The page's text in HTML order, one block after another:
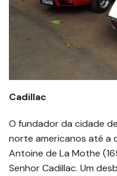
Cadillac
O fundador da cidade
norte americanos até a
Antoine de La Mothe
Senhor Cadillac. Um